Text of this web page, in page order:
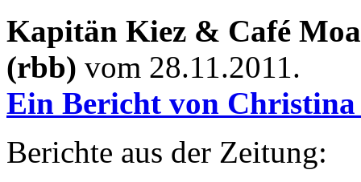
Kapitän Kiez & Café
(rbb) vom 28.11.2011.
Ein Bericht von
Berichte aus der Zeitung: